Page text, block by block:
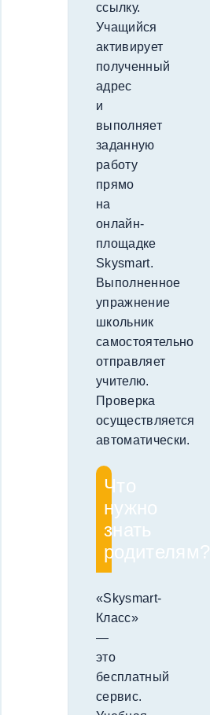
ссылку.
Учащийся
активирует
полученный
адрес
и
выполняет
заданную
работу
прямо
на
онлайн-
площадке
Skysmart.
Выполненное
упражнение
школьник
самостоятельно
отправляет
учителю.
Проверка
осуществляется
автоматически.
Что
нужно
знать
родителям?
«Skysmart-
Класс»
—
это
бесплатный
сервис.